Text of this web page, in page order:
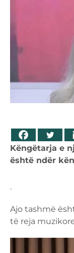
Këngëtarja e
është ndër
.
Ajo tashmë
të reja